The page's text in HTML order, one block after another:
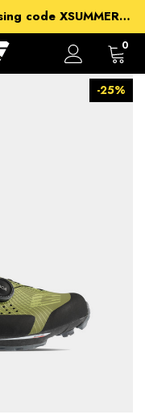
Extra 20% off on Summer Sale - using code XSUMMER2026
over 99€
0
-25%